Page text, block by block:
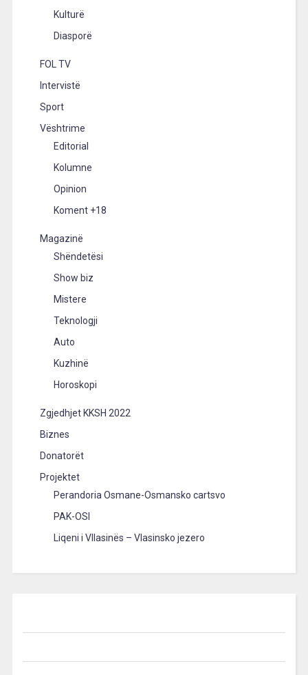
Kulturë
Diasporë
FOL TV
Intervistë
Sport
Vështrime
Editorial
Kolumne
Opinion
Koment +18
Magazinë
Shëndetësi
Show biz
Mistere
Teknologji
Auto
Kuzhinë
Horoskopi
Zgjedhjet KKSH 2022
Biznes
Donatorët
Projektet
Perandoria Osmane-Osmansko cartsvo
PAK-OSI
Liqeni i Vllasinës – Vlasinsko jezero